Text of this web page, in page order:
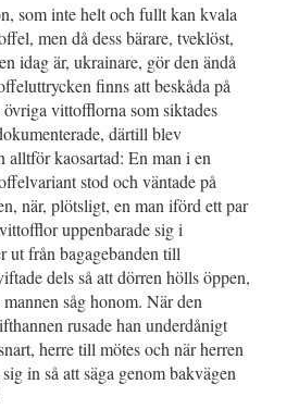
som inte helt och fullt kan kvala
men då dess bärare, tveklöst,
idag är, ukrainare, gör den ändå
finns att beskåda på
vittofflorna som siktades
därtill blev
alltför kaosartad: En man i en
stod och väntade på
när, plötsligt, en man iförd ett par
uppenbarade sig i
ut från bagagebanden till
dels så att dörren hölls öppen,
såg honom. När den
rusade han underdånigt
herre till mötes och när herren
in så att säga genom bakvägen